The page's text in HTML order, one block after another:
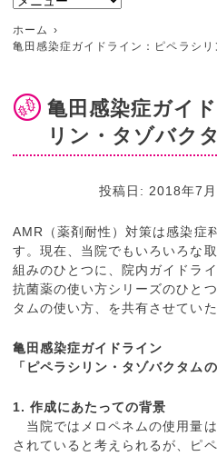
ホーム
亀田感染症ガイドライン：ピペラシ
亀田感染症ガイ
リン・タゾバク
投稿日:2018年7
AMR（薬剤耐性）対策は感染症
す。現在、当院でもいろいろな
組みのひとつに、院内ガイドラ
抗菌薬の使い方シリーズのひと
タムの使い方、を共有させていた
亀田感染症ガイドライン
「ピペラシリン・タゾバクタムの
1. 作成にあたっての背景
当院ではメロペネムの使用量
されていると考えられるが、ピ